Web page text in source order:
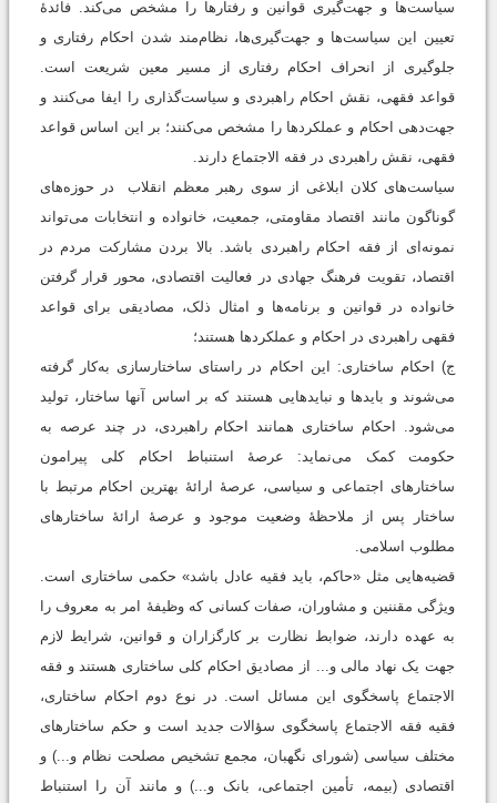
سیاست‌ها و جهت‌گیری قوانین و رفتارها را مشخص می‌کند. فائدۀ
تعیین این سیاست‌ها و جهت‌گیری‌ها، نظام‌مند شدن احکام رفتاری و
جلوگیری از انحراف احکام رفتاری از مسیر معین شریعت است.
قواعد فقهی، نقش احکام راهبردی و سیاست‌گذاری را ایفا می‌کنند و
جهت‌دهی احکام و عملکردها را مشخص می‌کنند؛ بر این ‌اساس قواعد
فقهی، نقش راهبردی در فقه الاجتماع دارند.
سیاست‌های کلان ابلاغی از سوی رهبر معظم انقلاب در حوزه‌های
گوناگون مانند اقتصاد مقاومتی، جمعیت، خانواده و انتخابات می‌تواند
نمونه‌ای از فقه احکام راهبردی باشد. بالا بردن مشارکت مردم در
اقتصاد، تقویت فرهنگ جهادی در فعالیت اقتصادی، محور قرار گرفتن
خانواده در قوانین و برنامه‌ها و امثال ‌ذلک، مصادیقی برای قواعد
فقهی راهبردی در احکام و عملکردها هستند؛
ج) احکام ساختاری: این احکام در راستای ساختارسازی به‌کار گرفته
می‌شوند و بایدها و نبایدهایی هستند که بر اساس آنها ساختار، تولید
می‌شود. احکام ساختاری همانند احکام راهبردی، در چند عرصه به
حکومت کمک می‌نماید: عرصۀ استنباط احکام کلی پیرامون
ساختارهای اجتماعی و سیاسی، عرصۀ ارائۀ بهترین احکام مرتبط با
ساختار پس از ملاحظۀ وضعیت موجود و عرصۀ ارائۀ ساختارهای
مطلوب اسلامی.
قضیه‌هایی مثل «حاکم، باید فقیه عادل باشد» حکمی ساختاری است.
ویژگی مقننین و مشاوران، صفات کسانی که وظیفۀ امر به معروف را
به عهده دارند، ضوابط نظارت بر کارگزاران و قوانین، شرایط لازم
جهت یک نهاد مالی و... از مصادیق احکام کلی ساختاری هستند و فقه
الاجتماع پاسخگوی این مسائل است. در نوع دوم احکام ساختاری،
فقیه فقه الاجتماع پاسخگوی سؤالات جدید است و حکم ساختارهای
مختلف سیاسی (شورای نگهبان، مجمع تشخیص مصلحت نظام و...) و
اقتصادی (بیمه، تأمین اجتماعی، بانک و...) و مانند آن را استنباط